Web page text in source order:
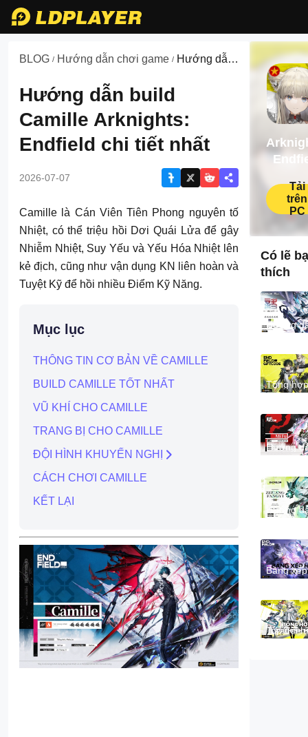
BLOG / Hướng dẫn chơi game / Hướng dẫn
Endfield VN
Hướng dẫn build
Camille Arknights:
Endfield chi tiết nhất
2026-07-07
Camille là Cán Viên Tiên Phong nguyên tố
Nhiệt, có thể triệu hồi Dơi Quái Lửa để gây
Nhiễm Nhiệt, Suy Yếu và Yếu Hóa Nhiệt lên
kẻ địch, cũng như vận dụng KN liên hoàn và
Tuyệt Kỹ để hồi nhiều Điểm Kỹ Năng.
Mục lục
THÔNG TIN CƠ BẢN VỀ CAMILLE
BUILD CAMILLE TỐT NHẤT
VŨ KHÍ CHO CAMILLE
TRANG BỊ CHO CAMILLE
ĐỘI HÌNH KHUYẾN NGHỊ
CÁCH CHƠI CAMILLE
KẾT LẠI
Tải
trên
PC
Có lẽ
thích
Hướng
build
Endfield
tiết nhất
Tổng hợp
Code
Endfield
mới nhất
2026 và
Hướng
Nhập
Hướng
build Mi
Endfield
tiết nhất
Hướng
build
Endfield
tiết nhất
Bảng xếp
hạng
Endfield
nhất -
List 2026
Top đội
meta